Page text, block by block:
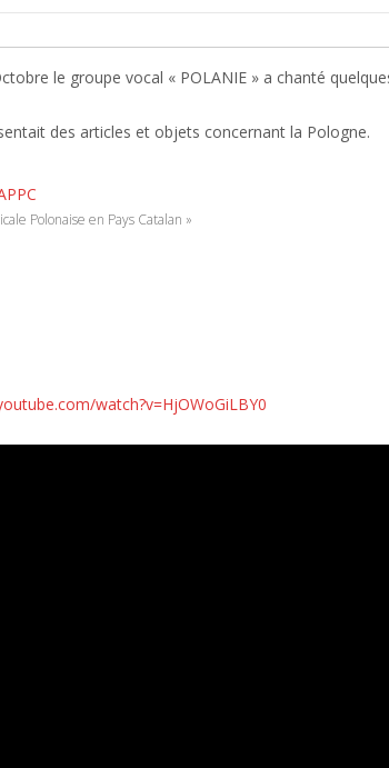
le groupe vocal « POLANIE » a chanté
des articles et objets concernant la Pologne.
Polonaise en Pays Catalan »
watch?v=HjOWoGiLBY0